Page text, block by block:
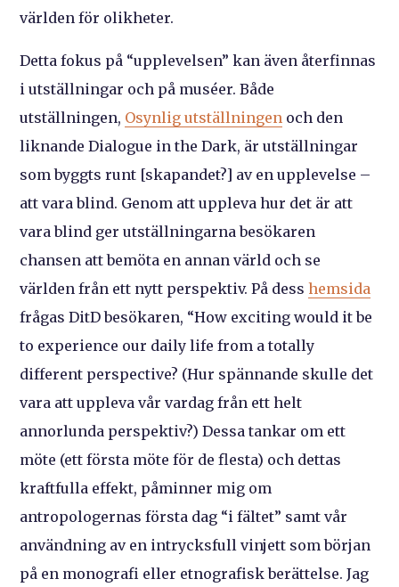
världen för olikheter.
Detta fokus på “upplevelsen” kan även återfinnas
i utställningar och på muséer. Både
utställningen, Osynlig utställningen och den
liknande Dialogue in the Dark, är utställningar
som byggts runt [skapandet?] av en upplevelse –
att vara blind. Genom att uppleva hur det är att
vara blind ger utställningarna besökaren
chansen att bemöta en annan värld och se
världen från ett nytt perspektiv. På desshemsida
frågas DitD besökaren, “How exciting would it be
to experience our daily life from a totally
different perspective? (Hur spännande skulle det
vara att uppleva vår vardag från ett helt
annorlunda perspektiv?) Dessa tankar om ett
möte (ett första möte för de flesta) och dettas
kraftfulla effekt, påminner mig om
antropologernas första dag “i fältet” samt vår
användning av en intrycksfull vinjett som början
på en monografi eller etnografisk berättelse. Jag